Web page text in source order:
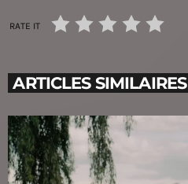
RATE IT
ARTICLES SIMILAIRES